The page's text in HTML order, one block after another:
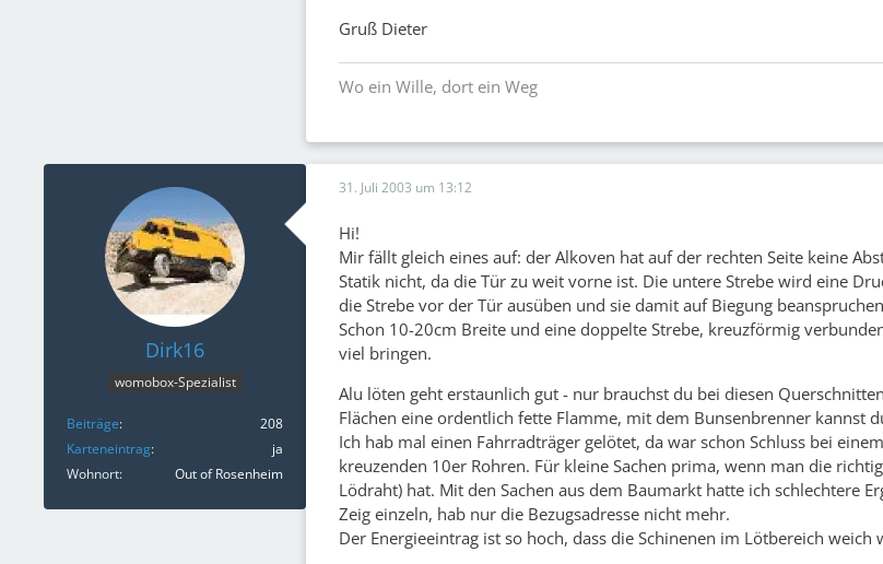
Gruß Dieter
Wo ein Wille, dort ein Weg
Dirk16
womobox-Spezialist
Beiträge
208
Karteneintrag
ja
Wohnort
Out of Rosenheim
31. Juli 2003 um 13:12
Hi!
Mir fällt gleich eines auf: der Alkoven hat auf der rechten Seite keine
Statik nicht, da die Tür zu weit vorne ist. Die untere Strebe wird eine
die Strebe vor der Tür ausüben und sie damit auf Biegung
Schon 10-20cm Breite und eine doppelte Strebe, kreuzförmig
viel bringen.
Alu löten geht erstaunlich gut - nur brauchst du bei diesen
Flächen eine ordentlich fette Flamme, mit dem Bunsenbrenner kannst
Ich hab mal einen Fahrradträger gelötet, da war schon Schluss bei
kreuzenden 10er Rohren. Für kleine Sachen prima, wenn man die
Lödraht) hat. Mit den Sachen aus dem Baumarkt hatte ich schlechtere
Zeig einzeln, hab nur die Bezugsadresse nicht mehr.
Der Energieeintrag ist so hoch, dass die Schinenen im Lötbereich weich